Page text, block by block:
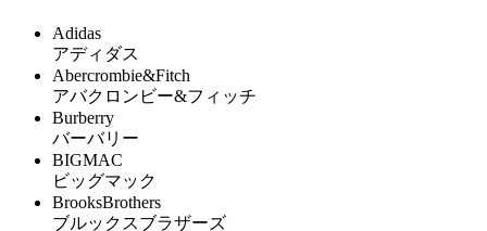
Adidas
アディダス
Abercrombie&Fitch
アバクロンビー&フィッチ
Burberry
バーバリー
BIGMAC
ビッグマック
BrooksBrothers
ブルックスブラザーズ